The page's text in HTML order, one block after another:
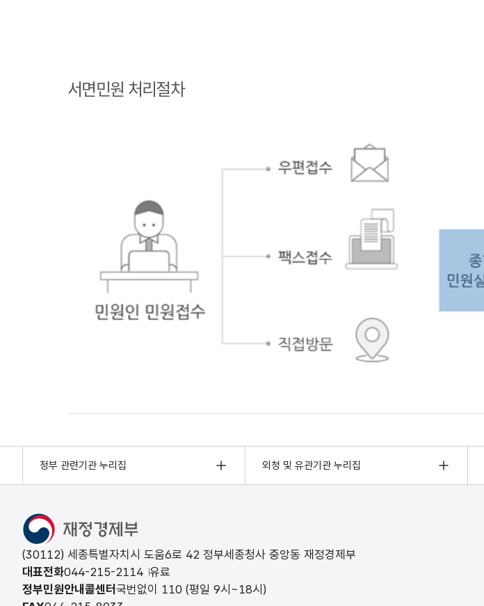
서면민원 처리절차
정부 관련기관 누리집 외청 및 유관기관 누리집
(30112) 세종특별자치시 도움6로 42 정부세종청사 중앙동 재정경제부
대표전화044-215-2114 유료
정부민원안내콜센터 국번없이 110 (평일 9시~18시)